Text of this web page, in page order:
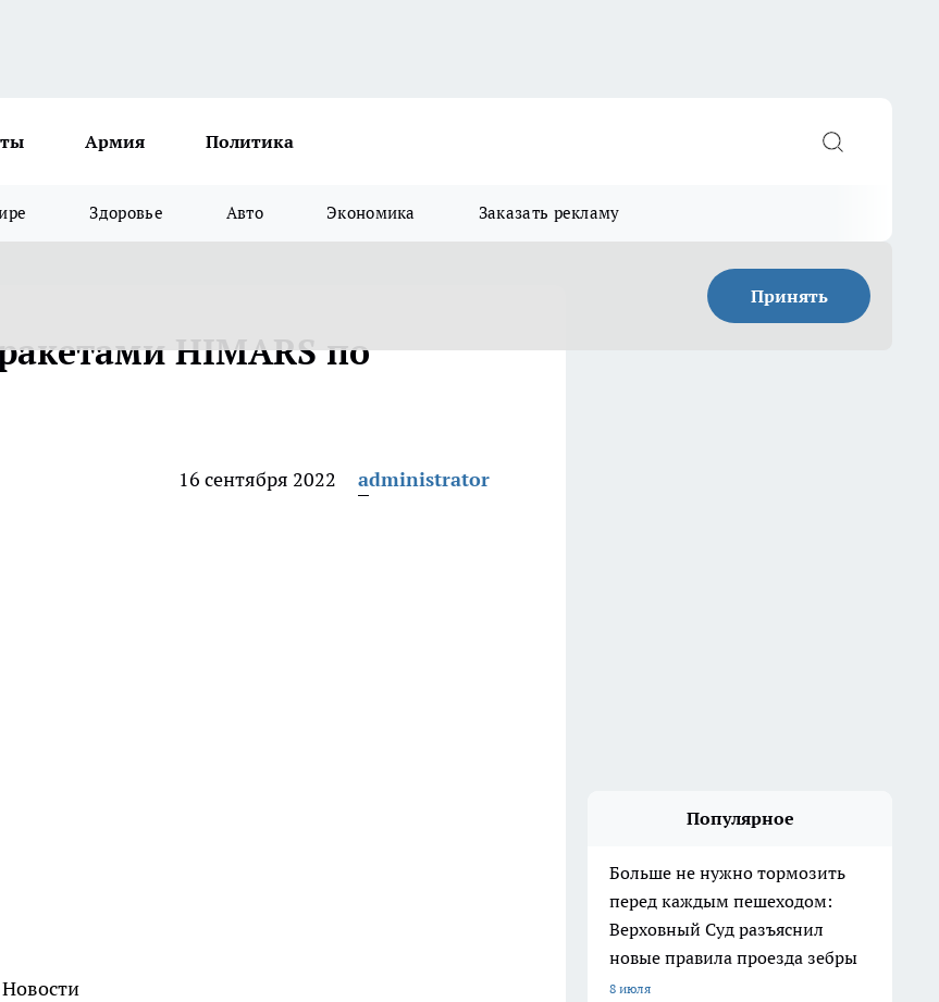
Армия Политика
Здоровье Авто Экономика Заказать рекламу
Принять
HIMARS по
16 сентября 2022 administrator
Популярное
Больше не нужно тормозить
перед каждым пешеходом:
Верховный Суд разъяснил
новые правила проезда зебры
8 июля